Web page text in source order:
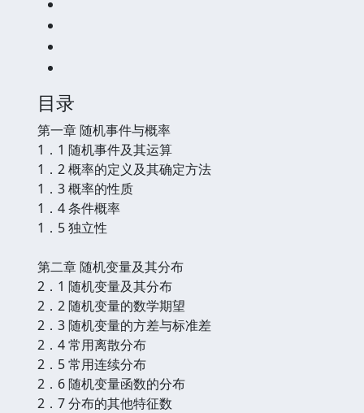
目录
第一章 随机事件与概率
1．1 随机事件及其运算
1．2 概率的定义及其确定方法
1．3 概率的性质
1．4 条件概率
1．5 独立性
第二章 随机变量及其分布
2．1 随机变量及其分布
2．2 随机变量的数学期望
2．3 随机变量的方差与标准差
2．4 常用离散分布
2．5 常用连续分布
2．6 随机变量函数的分布
2．7 分布的其他特征数